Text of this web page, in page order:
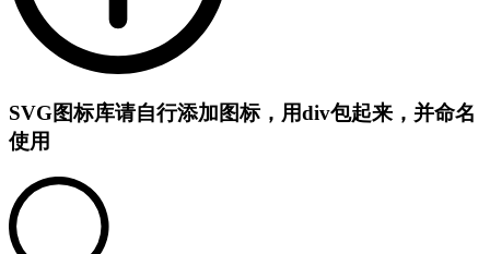
SVG图标库请自行添加图标，用div包起来，并命名
使用